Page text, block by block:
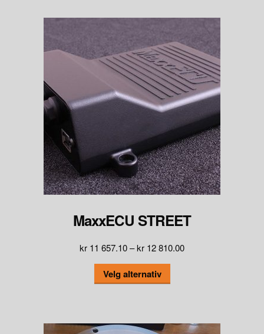
MaxxECU STREET
kr 11 657.10–kr 12 810.00Prisområde:
Velg alternativ
produktet
varianter.